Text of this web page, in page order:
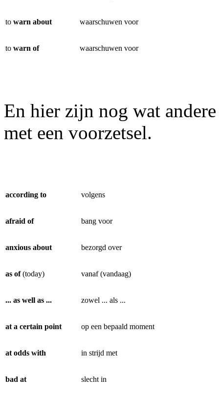
to warn about waarschuwen voor
to warn of waarschuwen voor
En hier zijn nog wat
met een voorzetsel.
according to volgens
afraid of bang voor
anxious about bezorgd over
as of(today) vanaf (vandaag)
... as well as ... zowel ... als ...
at a certain point op een bepaald moment
at odds with in strijd met
bad at slecht in